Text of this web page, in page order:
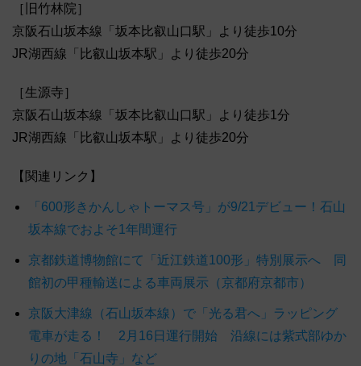
［旧竹林院］
京阪石山坂本線「坂本比叡山口駅」より徒歩10分
JR湖西線「比叡山坂本駅」より徒歩20分
［生源寺］
京阪石山坂本線「坂本比叡山口駅」より徒歩1分
JR湖西線「比叡山坂本駅」より徒歩20分
【関連リンク】
「600形きかんしゃトーマス号」が9/21デビュー！石山
坂本線でおよそ1年間運行
京都鉄道博物館にて「近江鉄道100形」特別展示へ 同
館初の甲種輸送による車両展示（京都府京都市）
京阪大津線（石山坂本線）で「光る君へ」ラッピング
電車が走る！ 2月16日運行開始 沿線には紫式部ゆか
りの地「石山寺」など